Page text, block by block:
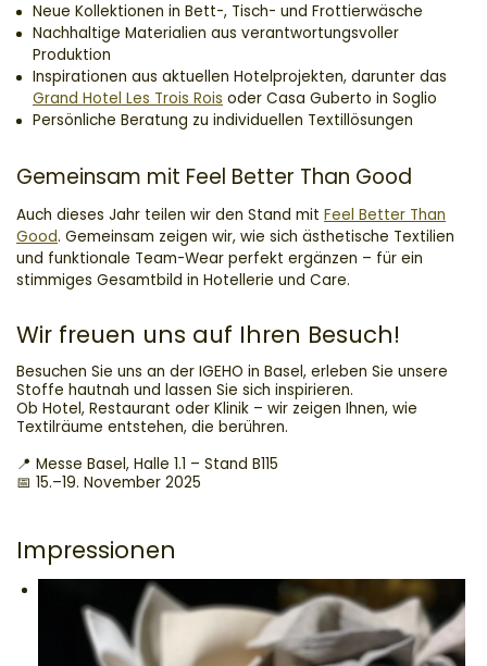
Neue Kollektionen in Bett-, Tisch- und Frottierwäsche
Nachhaltige Materialien aus verantwortungsvoller
Produktion
Inspirationen aus aktuellen Hotelprojekten, darunter das
Grand Hotel Les Trois Rois oder Casa Guberto in Soglio
Persönliche Beratung zu individuellen Textillösungen
Gemeinsam mit Feel Better Than Good
Auch dieses Jahr teilen wir den Stand mit Feel Better Than
Good. Gemeinsam zeigen wir, wie sich ästhetische Textilien
und funktionale Team-Wear perfekt ergänzen – für ein
stimmiges Gesamtbild in Hotellerie und Care.
Wir freuen uns auf Ihren Besuch!
Besuchen Sie uns an der IGEHO in Basel, erleben Sie unsere
Stoffe hautnah und lassen Sie sich inspirieren.
Ob Hotel, Restaurant oder Klinik – wir zeigen Ihnen, wie
Textilräume entstehen, die berühren.
📍 Messe Basel, Halle 1.1 – Stand B115
📅 15.–19. November 2025
Impressionen